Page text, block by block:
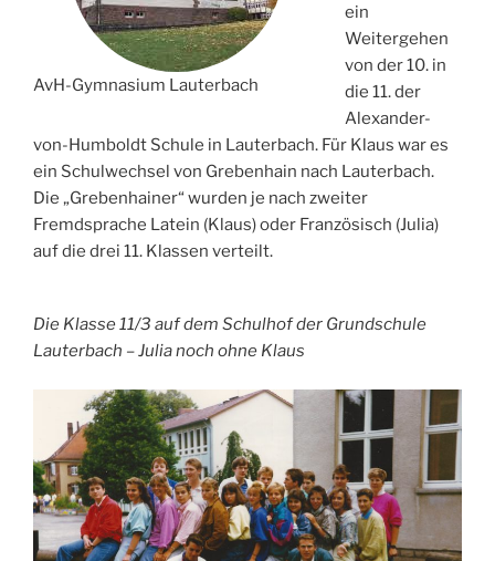
AvH-Gymnasium Lauterbach
ein
Weitergehen
von der 10. in
die 11. der
Alexander-
von-Humboldt Schule in Lauterbach. Für Klaus war es
ein Schulwechsel von Grebenhain nach Lauterbach.
Die „Grebenhainer“ wurden je nach zweiter
Fremdsprache Latein (Klaus) oder Französisch (Julia)
auf die drei 11. Klassen verteilt.
Die Klasse 11/3 auf dem Schulhof der Grundschule
Lauterbach – Julia noch ohne Klaus